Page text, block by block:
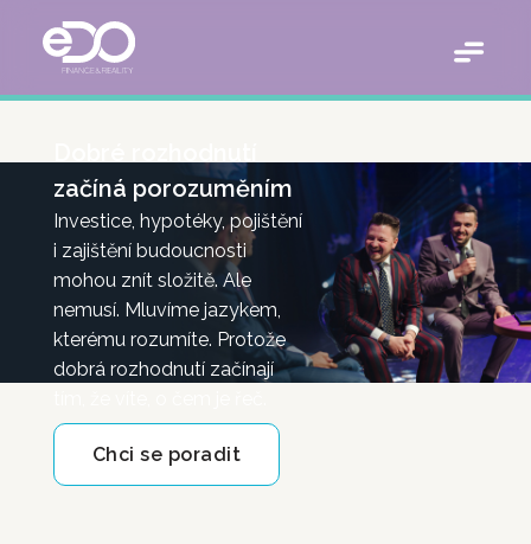
začíná porozuměním
Investice, hypotéky, pojištění
i zajištění budoucnosti
mohou znít složitě. Ale
nemusí. Mluvíme jazykem,
kterému rozumíte. Protože
dobrá rozhodnutí začínají
Chci se poradit